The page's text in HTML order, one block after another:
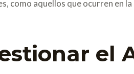
como aquellos que ocurren en
el